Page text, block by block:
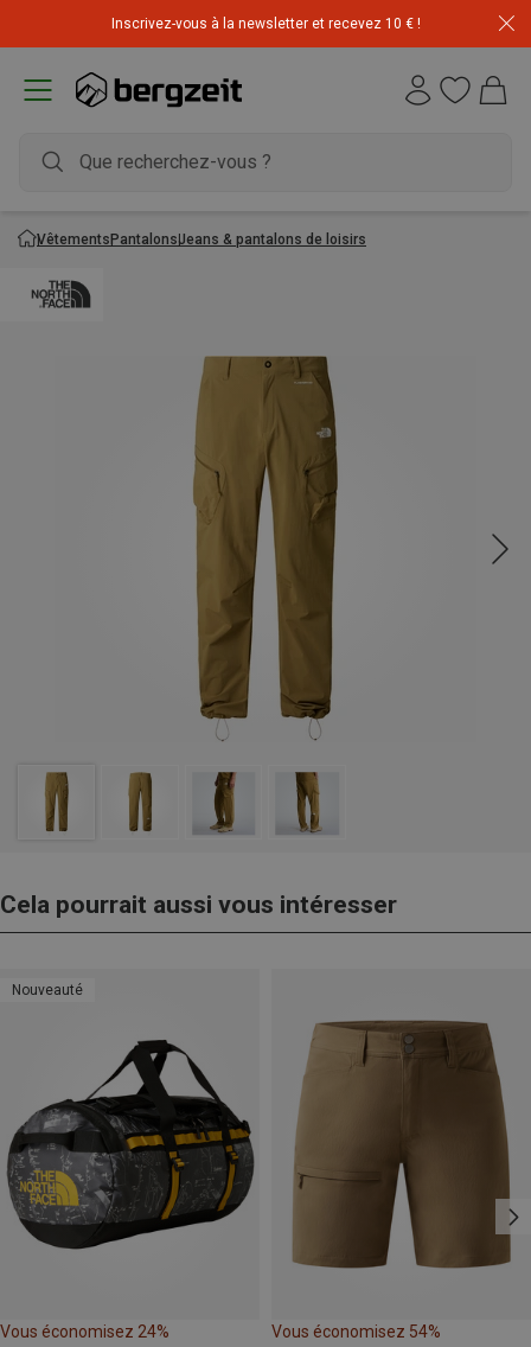
Inscrivez-vous à la newsletter et recevez 10 € !
VêtementsPantalonsJeans & pantalons de loisirs
Cela pourrait aussi vous intéresser
Nouveauté
Vous économisez 24% Vous économisez 54%